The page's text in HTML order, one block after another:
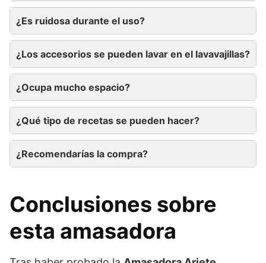
¿Es ruidosa durante el uso?
¿Los accesorios se pueden lavar en el lavavajillas?
¿Ocupa mucho espacio?
¿Qué tipo de recetas se pueden hacer?
¿Recomendarías la compra?
Conclusiones sobre
esta amasadora